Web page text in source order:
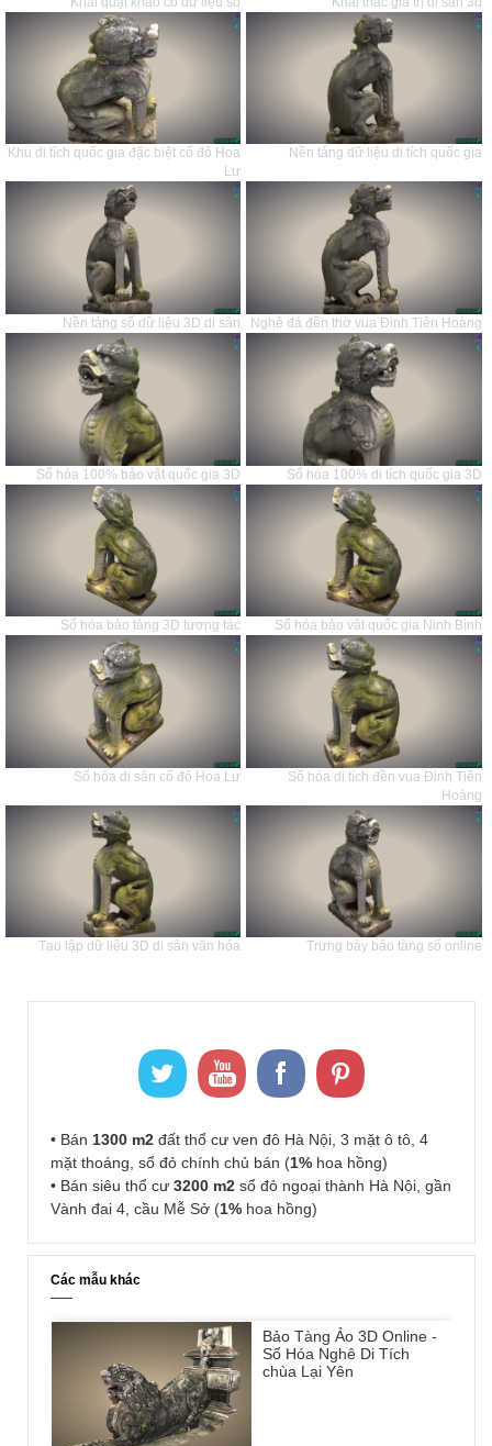
Khu di tích quốc gia đặc biệt cố đô Hoa
Lư
Nền tảng dữ liệu di tích quốc gia
Nền tảng số dữ liệu 3D di sản Nghê đá đền thờ vua Đinh Tiên Hoàng
Số hóa 100% bảo vật quốc gia 3D Số hóa 100% di tích quốc gia 3D
Số hóa bảo tàng 3D tương tác Số hóa bảo vật quốc gia Ninh Bình
Số hóa di sản cố đô Hoa Lư
Số hóa di tích đền vua Đinh Tiên
Hoàng
Tạo lập dữ liệu 3D di sản văn hóa Trưng bày bảo tàng số online
• Bán 1300 m2 đất thổ cư ven đô Hà Nội, 3 mặt ô tô, 4
mặt thoáng, sổ đỏ chính chủ bán (1% hoa hồng)
• Bán siêu thổ cư 3200 m2 sổ đỏ ngoại thành Hà Nội, gần
Vành đai 4, cầu Mễ Sở (1% hoa hồng)
Các mẫu khác
Bảo Tàng Ảo 3D Online -
Số Hóa Nghê Di Tích
chùa Lại Yên